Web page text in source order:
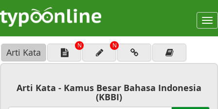
Arti Kata
N N
Arti Kata - Kamus Besar Bahasa Indonesia
(KBBI)